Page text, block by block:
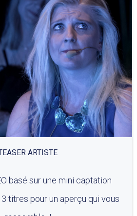
ARTISTE
basé sur une mini captation
titres pour un aperçu qui vous